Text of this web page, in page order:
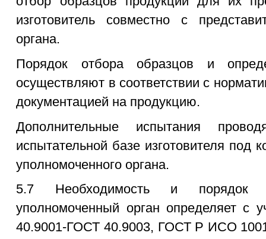
изготовитель совместно с
органа.
Порядок отбора образцов и
осуществляют в соответствии с
документацией на продукцию.
Дополнительные испытания
испытательной базе изготовителя под
уполномоченного органа.
5.7 Необходимость и порядок
уполномоченный орган определяет с
40.9001-ГОСТ 40.9003, ГОСТ Р ИСО